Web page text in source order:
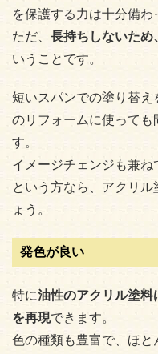
を保護する力は十分備わ
ただ、 長持ちしないため
いうことです。
短いスパンでの塗り替
のリフォームに使っても
す。
イメージチェンジも兼
という方なら、アクリ
ょう。
発色が良い
特に油性のアクリル塗料
を再現できます。
色の種類も豊富で、ほと